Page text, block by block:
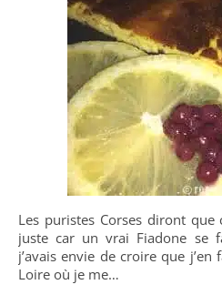
Les puristes Corses diront que c’est un sacrilège… et c’est
juste car un vrai Fiadone se
j’avais envie de croire que
Loire où je me…